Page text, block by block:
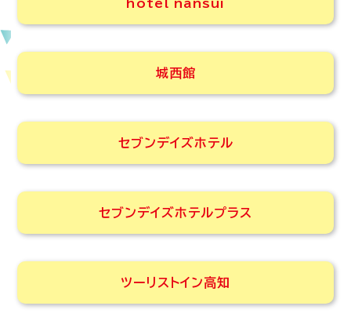
hotel nansui
城西館
セブンデイズホテル
セブンデイズホテルプラス
ツーリストイン高知